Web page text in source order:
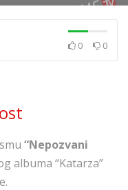
Boys feat.
0 0
“Nepozvani
albuma “Katarza”